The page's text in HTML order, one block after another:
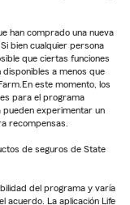
han comprado una nueva
bien cualquier persona
que ciertas funciones
disponibles a menos que
este momento, los
para el programa
pueden experimentar un
recompensas.
de seguros de State
del programa y varía
acuerdo. La aplicación Life